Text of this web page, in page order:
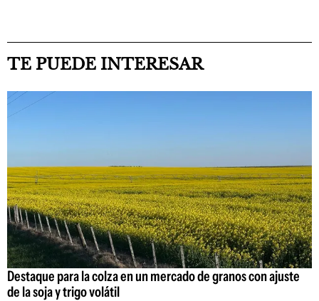
TE PUEDE INTERESAR
Destaque para la colza en un mercado de granos con ajuste
de la soja y trigo volátil